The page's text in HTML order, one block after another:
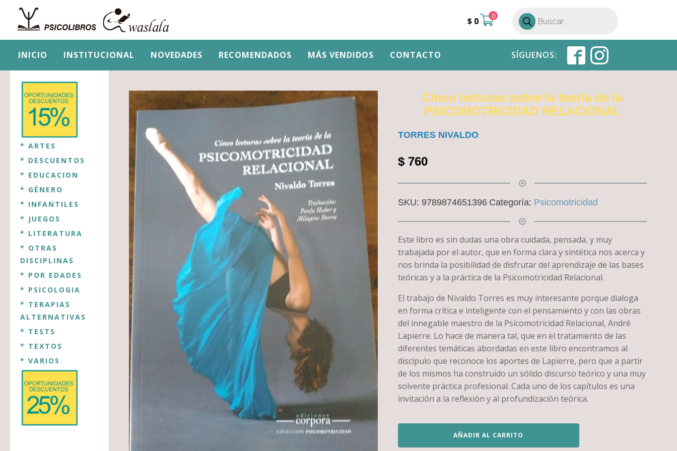
$ 0 0
Búsqueda
de
productos
INICIO INSTITUCIONAL NOVEDADES RECOMENDADOS MÁS VENDIDOS CONTACTO SÍGUENOS:
* ARTES
* DESCUENTOS
* EDUCACION
* GÉNERO
* INFANTILES
* JUEGOS
* LITERATURA
* OTRAS
DISCIPLINAS
* POR EDADES
* PSICOLOGIA
* TERAPIAS
ALTERNATIVAS
* TESTS
* TEXTOS
* VARIOS
Cinco lecturas sobre la teoría de la
PSICOMOTRICIDAD RELACIONAL
TORRES NIVALDO
$760
SKU: 9789874651396 Categoría: Psicomotricidad
Este libro es sin dudas una obra cuidada, pensada, y muy
trabajada por el autor, que en forma clara y sintética nos acerca y
nos brinda la posibilidad de disfrutar del aprendizaje de las bases
teóricas y a la práctica de la Psicomotricidad Relacional.
El trabajo de Nivaldo Torres es muy interesante porque dialoga
en forma crítica e inteligente con el pensamiento y con las obras
del innegable maestro de la Psicomotricidad Relacional, André
Lapierre. Lo hace de manera tal, que en el tratamiento de las
diferentes temáticas abordadas en este libro encontramos al
discípulo que reconoce los aportes de Lapierre, pero que a partir
de los mismos ha construido un sólido discurso teórico y una muy
solvente práctica profesional. Cada uno de los capítulos es una
invitación a la reflexión y al profundización teórica.
AÑADIR AL CARRITO